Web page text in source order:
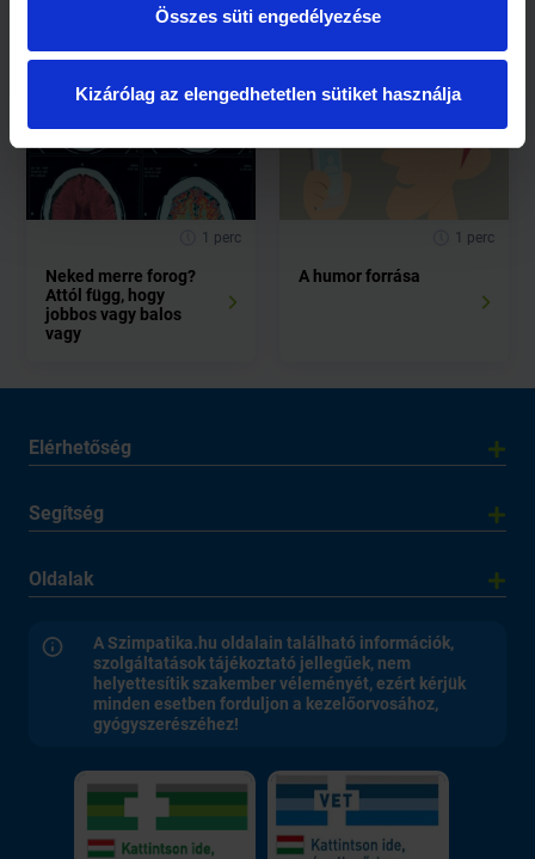
Összes süti engedélyezése
Kizárólag az elengedhetetlen sütiket használja
Amit eddig nem
Csökken az emberek
intelligenciája
1 perc
Neked merre forog?
Attól függ, hogy
jobbos vagy balos
vagy
1 perc
A humor forrása
Elérhetőség
Segítség
Oldalak
A Szimpatika.hu oldalain található információk,
szolgáltatások tájékoztató jellegűek, nem
helyettesítik szakember véleményét, ezért kérjük
minden esetben forduljon a kezelőorvosához,
gyógyszerészéhez!